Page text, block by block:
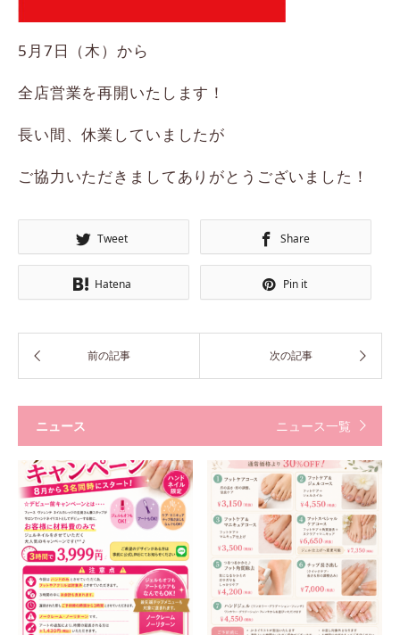
5月7日（木）から
全店営業を再開いたします！
長い間、休業していましたが
ご協力いただきましてありがとうございました！
Tweet Share
Hatena Pin it
ニュース ニュース一覧